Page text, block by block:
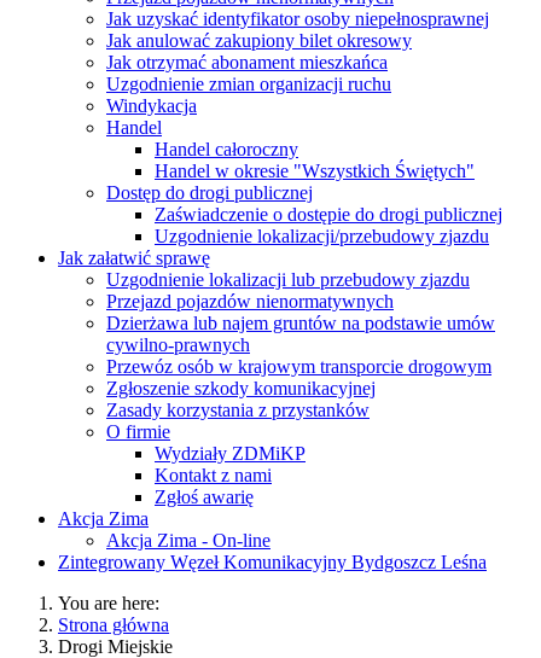
Jak uzyskać identyfikator osoby niepełnosprawnej
Jak anulować zakupiony bilet okresowy
Jak otrzymać abonament mieszkańca
Uzgodnienie zmian organizacji ruchu
Windykacja
Handel
Handel całoroczny
Handel w okresie "Wszystkich Świętych"
Dostęp do drogi publicznej
Zaświadczenie o dostępie do drogi publicznej
Uzgodnienie lokalizacji/przebudowy zjazdu
Jak załatwić sprawę
Uzgodnienie lokalizacji lub przebudowy zjazdu
Przejazd pojazdów nienormatywnych
Dzierżawa lub najem gruntów na podstawie umów
cywilno-prawnych
Przewóz osób w krajowym transporcie drogowym
Zgłoszenie szkody komunikacyjnej
Zasady korzystania z przystanków
O firmie
Wydziały ZDMiKP
Kontakt z nami
Zgłoś awarię
Akcja Zima
Akcja Zima - On-line
Zintegrowany Węzeł Komunikacyjny Bydgoszcz Leśna
You are here:
Strona główna
Drogi Miejskie